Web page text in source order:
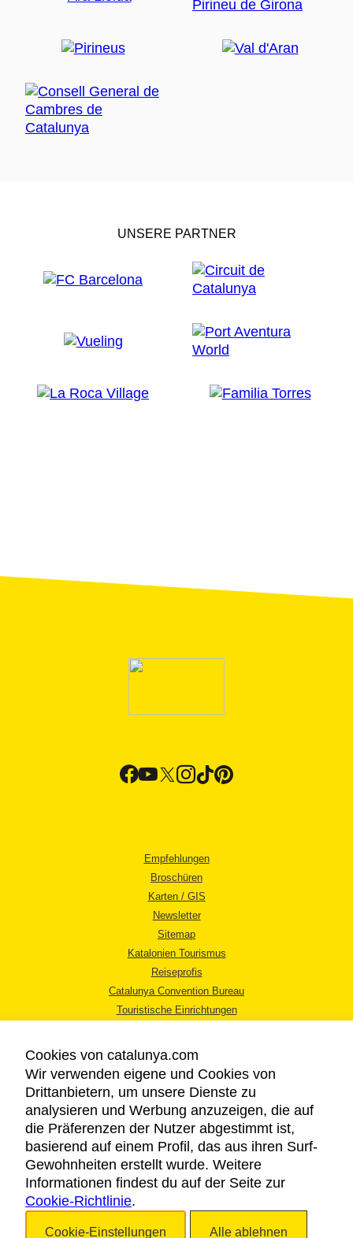
UNSERE PARTNER
Empfehlungen
Broschüren
Karten / GIS
Newsletter
Sitemap
Katalonien Tourismus
Reiseprofis
Catalunya Convention Bureau
Touristische Einrichtungen
RECHTLICHER HINWEIS
DATENSCHUTZICHTLINIE
COOKIES
BARRIEREFREIHEIT
Cookies von catalunya.com
Wir verwenden eigene und Cookies von
Drittanbietern, um unsere Dienste zu
analysieren und Werbung anzuzeigen, die auf
die Präferenzen der Nutzer abgestimmt ist,
basierend auf einem Profil, das aus ihren Surf-
Gewohnheiten erstellt wurde. Weitere
Informationen findest du auf der Seite zur
Cookie-Richtlinie.
Cookie-Einstellungen Alle ablehnen